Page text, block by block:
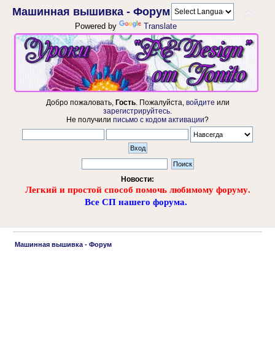
Машинная вышивка - Форум
Powered by Translate
Добро пожаловать, Гость. Пожалуйста, войдите или
зарегистрируйтесь
Не получили письмо с кодом активации?
Новости:
Легкий и простой способ помочь любимому форуму.
Все СП нашего форума.
Машинная вышивка - Форум